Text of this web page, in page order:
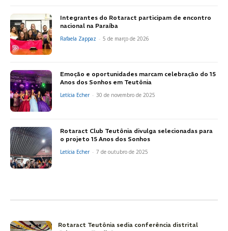
Integrantes do Rotaract participam de encontro
nacional na Paraíba
Rafaela Zappaz - 5 de março de 2026
Emoção e oportunidades marcam celebração do 15
Anos dos Sonhos em Teutônia
Letícia Echer - 30 de novembro de 2025
Rotaract Club Teutônia divulga selecionadas para
o projeto 15 Anos dos Sonhos
Letícia Echer - 7 de outubro de 2025
Rotaract Teutônia sedia conferência distrital